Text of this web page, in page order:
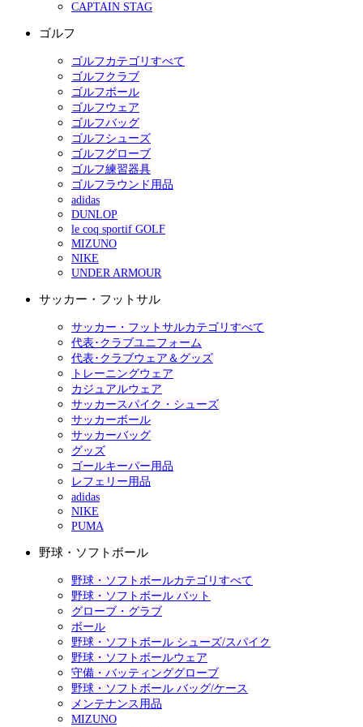
CAPTAIN STAG
ゴルフ
ゴルフカテゴリすべて
ゴルフクラブ
ゴルフボール
ゴルフウェア
ゴルフバッグ
ゴルフシューズ
ゴルフグローブ
ゴルフ練習器具
ゴルフラウンド用品
adidas
DUNLOP
le coq sportif GOLF
MIZUNO
NIKE
UNDER ARMOUR
サッカー・フットサル
サッカー・フットサルカテゴリすべて
代表･クラブユニフォーム
代表･クラブウェア＆グッズ
トレーニングウェア
カジュアルウェア
サッカースパイク・シューズ
サッカーボール
サッカーバッグ
グッズ
ゴールキーパー用品
レフェリー用品
adidas
NIKE
PUMA
野球・ソフトボール
野球・ソフトボールカテゴリすべて
野球・ソフトボール バット
グローブ・グラブ
ボール
野球・ソフトボール シューズ/スパイク
野球・ソフトボールウェア
守備・バッティンググローブ
野球・ソフトボール バッグ/ケース
メンテナンス用品
MIZUNO